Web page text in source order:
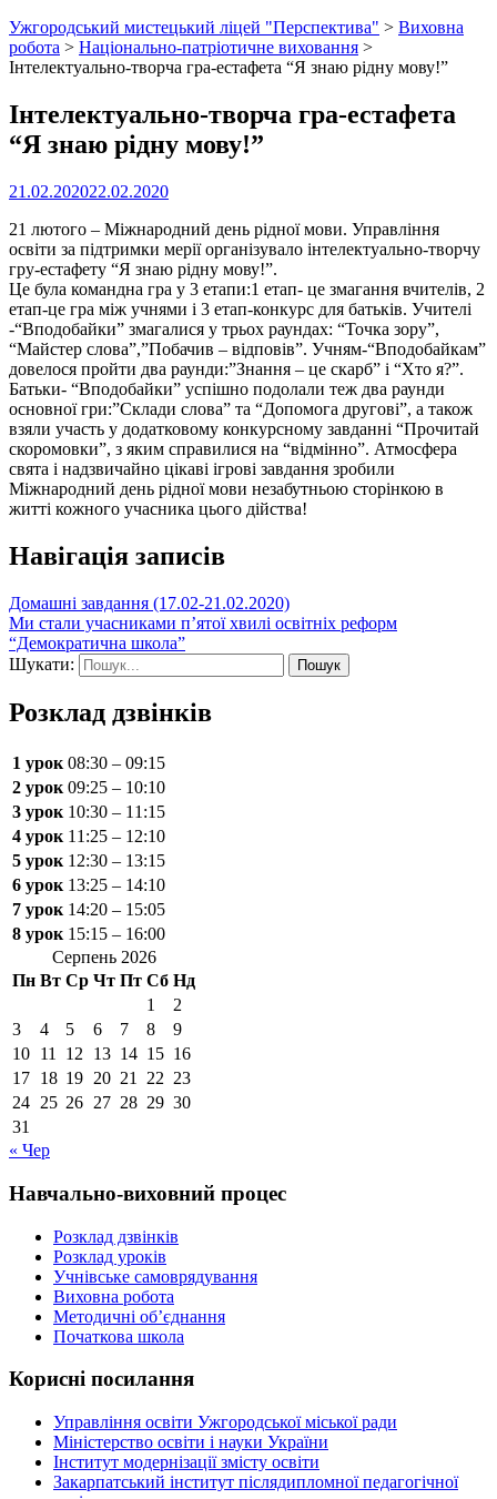
Ужгородський мистецький ліцей "Перспектива" > Виховна
робота > Національно-патріотичне виховання >
Інтелектуально-творча гра-естафета “Я знаю рідну мову!”
Інтелектуально-творча гра-естафета
“Я знаю рідну мову!”
21.02.202022.02.2020
21 лютого – Міжнародний день рідної мови. Управління
освіти за підтримки мерії організувало інтелектуально-творчу
гру-естафету “Я знаю рідну мову!”.
Це була командна гра у 3 етапи:1 етап- це змагання вчителів, 2
етап-це гра між учнями і 3 етап-конкурс для батьків. Учителі
-“Вподобайки” змагалися у трьох раундах: “Точка зору”,
“Майстер слова”,”Побачив – відповів”. Учням-“Вподобайкам”
довелося пройти два раунди:”Знання – це скарб” і “Хто я?”.
Батьки- “Вподобайки” успішно подолали теж два раунди
основної гри:”Склади слова” та “Допомога другові”, а також
взяли участь у додатковому конкурсному завданні “Прочитай
скоромовки”, з яким справилися на “відмінно”. Атмосфера
свята і надзвичайно цікаві ігрові завдання зробили
Міжнародний день рідної мови незабутньою сторінкою в
житті кожного учасника цього дійства!
Навігація записів
Домашні завдання (17.02-21.02.2020)
Ми стали учасниками п’ятої хвилі освітніх реформ
“Демократична школа”
Шукати:
Розклад дзвінків
1 урок 08:30 – 09:15
2 урок 09:25 – 10:10
3 урок 10:30 – 11:15
4 урок 11:25 – 12:10
5 урок 12:30 – 13:15
6 урок 13:25 – 14:10
7 урок 14:20 – 15:05
8 урок 15:15 – 16:00
Серпень 2026
Пн Вт Ср Чт Пт Сб Нд
1
2
3
4 5 6 7 8
9
10 11 12 13 14 15 16
17 18 19 20 21 22 23
24 25 26 27 28 29 30
31
« Чер
Навчально-виховний процес
Розклад дзвінків
Розклад уроків
Учнівське самоврядування
Виховна робота
Методичні об’єднання
Початкова школа
Корисні посилання
Управління освіти Ужгородської міської ради
Міністерство освіти і науки України
Інститут модернізації змісту освіти
Закарпатський інститут післядипломної педагогічної